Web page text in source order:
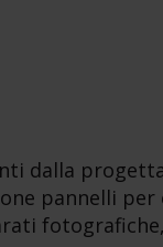
dalla
pannelli